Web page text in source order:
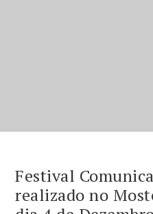
Festival
realizado no